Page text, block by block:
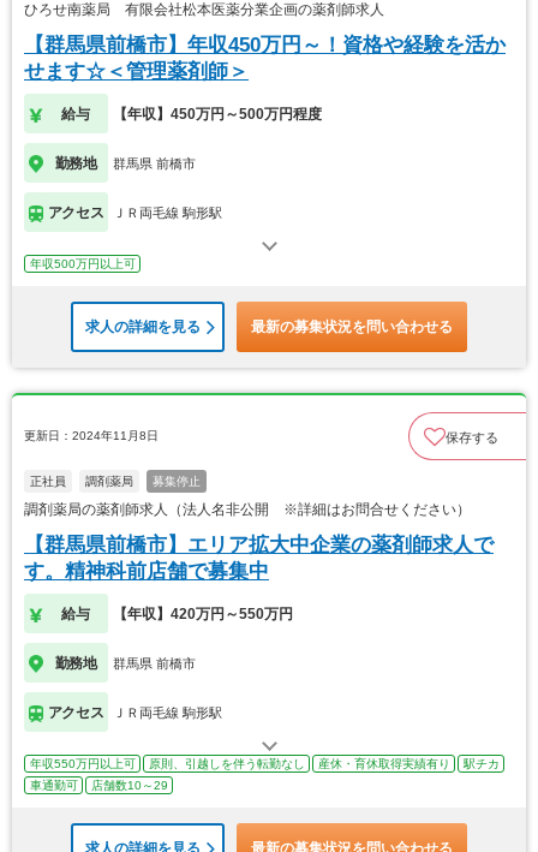
ひろせ南薬局 有限会社松本医薬分業企画の薬剤師求人
【群馬県前橋市】年収450万円～！資格や経験を活か
せます☆＜管理薬剤師＞
給与 【年収】450万円～500万円程度
勤務地 群馬県 前橋市
アクセス ＪＲ両毛線 駒形駅
年収500万円以上可
求人の詳細を見る 最新の募集状況を問い合わせる
更新日：2024年11月8日 保存する
正社員 調剤薬局 募集停止
調剤薬局の薬剤師求人（法人名非公開 ※詳細はお問合せください）
【群馬県前橋市】エリア拡大中企業の薬剤師求人で
す。精神科前店舗で募集中
給与 【年収】420万円～550万円
勤務地 群馬県 前橋市
アクセス ＪＲ両毛線 駒形駅
年収550万円以上可 原則、引越しを伴う転勤なし 産休・育休取得実績有り
駅チカ
車通勤可
店舗数10～29
求人の詳細を見る 最新の募集状況を問い合わせる